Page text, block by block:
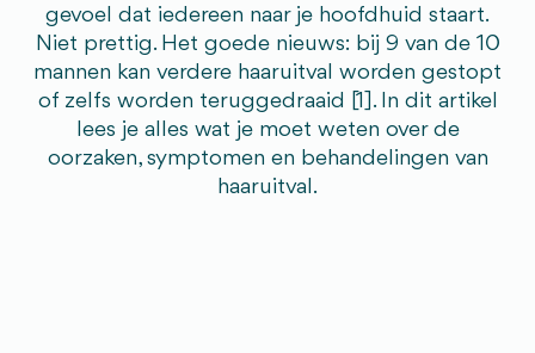
gevoel dat iedereen naar je hoofdhuid staart.
Niet prettig. Het goede nieuws: bij 9 van de 10
mannen kan verdere haaruitval worden gestopt
of zelfs worden teruggedraaid [1]. In dit artikel
lees je alles wat je moet weten over de
oorzaken, symptomen en behandelingen van
haaruitval.